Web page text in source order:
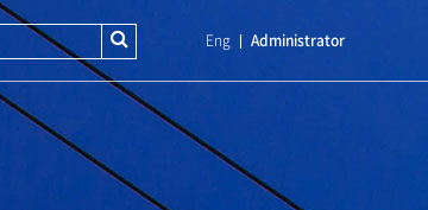
Eng Administrator